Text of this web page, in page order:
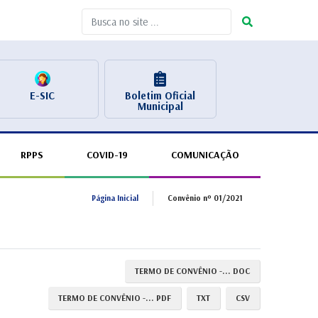
E-SIC Boletim Oficial
Municipal
RPPS COVID-19 COMUNICAÇÃO
Página Inicial Convênio nº 01/2021
TERMO DE CONVÊNIO -... DOC
TERMO DE CONVÊNIO -... PDF TXT CSV